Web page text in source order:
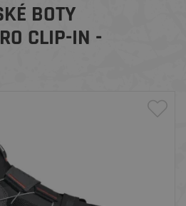
BOTY
CLIP-IN -